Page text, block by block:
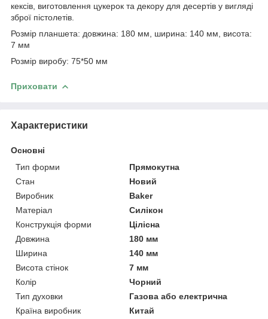
кексів, виготовлення цукерок та декору для десертів у вигляді
зброї пістолетів.
Розмір планшета: довжина: 180 мм, ширина: 140 мм, висота:
7 мм
Розмір виробу: 75*50 мм
Приховати
Характеристики
Основні
Тип форми
Прямокутна
Стан
Новий
Виробник
Baker
Матеріал
Силікон
Конструкція форми
Цілісна
Довжина
180 мм
Ширина
140 мм
Висота стінок
7 мм
Колір
Чорний
Тип духовки
Газова або електрична
Країна виробник
Китай